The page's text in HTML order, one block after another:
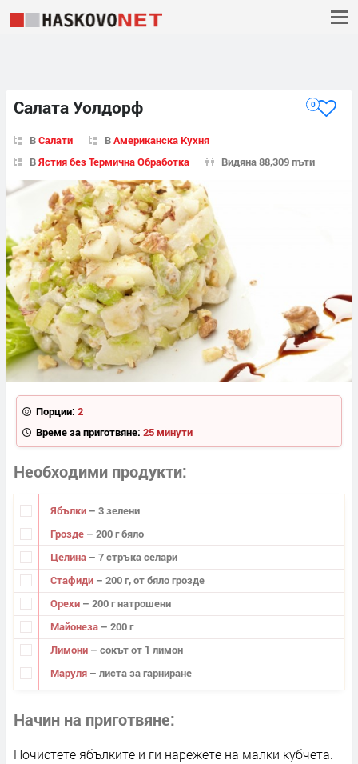
Салата Уолдорф 0
ВСалати ВАмериканска Кухня
ВЯстия без Термична Обработка Видяна 88,309 пъти
Порции: 2
Време за приготвяне: 25 минути
Необходими продукти
Ябълки – 3 зелени
Грозде – 200 г бяло
Целина – 7 стръка селари
Стафиди – 200 г, от бяло грозде
Орехи – 200 г натрошени
Майонеза – 200 г
Лимони – сокът от 1 лимон
Маруля – листа за гарниране
Начин на приготвяне
Почистете ябълките и ги нарежете на малки кубчета.